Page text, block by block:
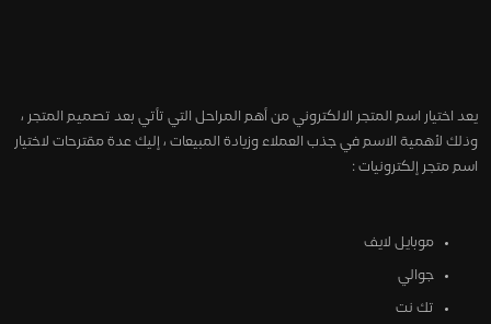
يعد اختيار اسم المتجر الالكتروني من أهم المراحل التي تأتي بعد تصميم المتجر ،
وذلك لأهمية الاسم في جذب العملاء وزيادة المبيعات ، إليك عدة مقترحات لاختيار
اسم متجر إلكترونيات :
موبايل لايف
جوالي
تك نت